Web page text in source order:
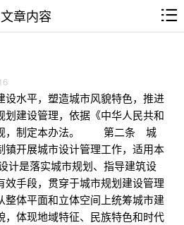
文章内容
平，塑造城市风貌特色，推进
建设管理，依据《中华人民共和
规，制定本办法。 第二条 城
镇开展城市设计管理工作，适用本
落实城市规划、指导建筑设
手段，贯穿于城市规划建设管理
整体平面和立体空间上统筹城市建
，体现地域特征、民族特色和时代